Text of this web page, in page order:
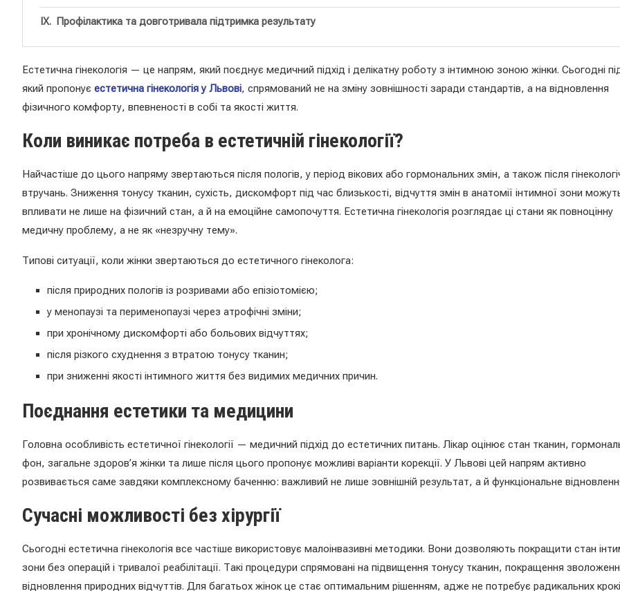
Профілактика та довготривала підтримка результату
Естетична гінекологія — це напрям, який поєднує медичний підхід і делікатну роботу з інтимною зоною жінки. Сьогодні
який пропонує естетична гінекологія у Львові, спрямований не на зміну зовнішності заради стандартів, а на відновлення
фізичного комфорту, впевненості в собі та якості життя.
Коли виникає потреба в естетичній гінекології?
Найчастіше до цього напряму звертаються після пологів, у період вікових або гормональних змін, а також після
втручань. Зниження тонусу тканин, сухість, дискомфорт під час близькості, відчуття змін в анатомії інтимної зони
впливати не лише на фізичний стан, а й на емоційне самопочуття. Естетична гінекологія розглядає ці стани як повноцінну
медичну проблему, а не як «незручну тему».
Типові ситуації, коли жінки звертаються до естетичного гінеколога:
після природних пологів із розривами або епізіотомією;
у менопаузі та перименопаузі через атрофічні зміни;
при хронічному дискомфорті або больових відчуттях;
після різкого схуднення з втратою тонусу тканин;
при зниженні якості інтимного життя без видимих медичних причин.
Поєднання естетики та медицини
Головна особливість естетичної гінекології — медичний підхід до естетичних питань. Лікар оцінює стан тканин,
фон, загальне здоров’я жінки та лише після цього пропонує можливі варіанти корекції. У Львові цей напрям активно
розвивається саме завдяки комплексному баченню: важливий не лише зовнішній результат, а й функціональне
Сучасні можливості без хірургії
Сьогодні естетична гінекологія все частіше використовує малоінвазивні методики. Вони дозволяють покращити стан
зони без операцій і тривалої реабілітації. Такі процедури спрямовані на підвищення тонусу тканин, покращення
відновлення природних відчуттів. Для багатьох жінок це стає оптимальним рішенням, адже не потребує радикальних